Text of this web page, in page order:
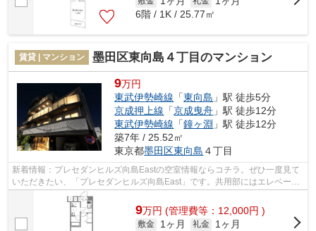
6階 / 1K / 25.77㎡
賃貸 | マンション 墨田区東向島４丁目のマンション
9万円
東武伊勢崎線 「東向島 」駅 徒歩5分
京成押上線 「京成曳舟 」駅 徒歩12分
東武伊勢崎線 「鐘ヶ淵 」駅 徒歩12分
築7年 / 25.52㎡
東京都墨田区東向島 ４丁目
新着情報：プレセダンヒルズ向島Eastの空室情報ならコチラ。ぜひ一度見て
いただきたい、「プレセダンヒルズ向島East」です。共用部にはエレベー
タ・敷地内ごみ置き場などが揃っており...
9万円 (管理費等：12,000円 )
敷金 1ヶ月 礼金
1ヶ月